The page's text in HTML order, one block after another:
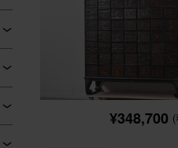
¥348,700